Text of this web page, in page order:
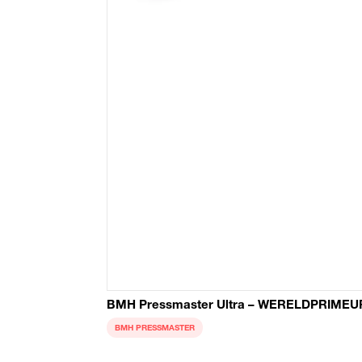
BMH Pressmaster Ultra –
BMH PRESSMASTER